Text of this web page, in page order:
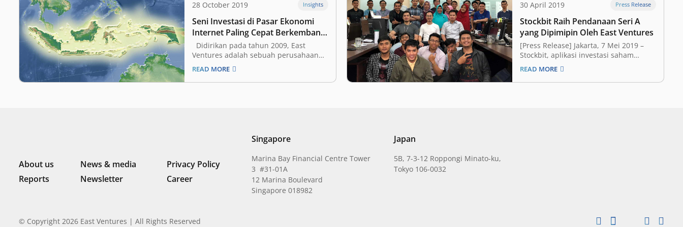
28 October 2019 Insights
Seni Investasi di Pasar Ekonomi
Internet Paling Cepat Berkembang
di Asia Tenggara
Didirikan pada tahun 2009, East
Ventures adalah sebuah perusahaan
modal ventura untuk startup tahap
awal yang telah memberi investasi
pada lebih dari 160 startup, termasuk
READ MORE
30 April 2019 Press Release
Stockbit Raih Pendanaan Seri A
yang Dipimipin Oleh East Ventures
[Press Release] Jakarta, 7 Mei 2019 –
Stockbit, aplikasi investasi saham
dengan pertumbuhan tercepat di
kalangan milenial di Indonesia, hari ini
mengumumkan telah mendapatkan
READ MORE
About us News & media
Privacy Policy
Reports
Newsletter Career
Singapore
Marina Bay Financial Centre Tower
3 #31-01A
12 Marina Boulevard
Singapore 018982
Japan
5B, 7-3-12 Roppongi Minato-ku,
Tokyo 106-0032
© Copyright 2026 East Ventures | All Rights Reserved